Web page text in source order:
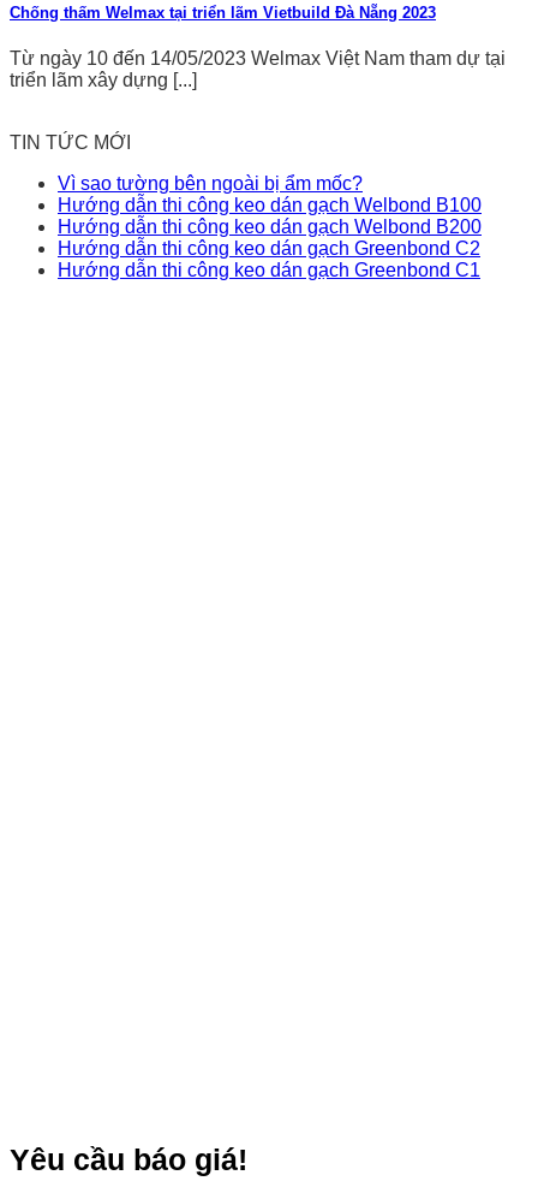
Chống thấm Welmax tại triển lãm Vietbuild Đà Nẵng 2023
Từ ngày 10 đến 14/05/2023 Welmax Việt Nam tham dự tại
triển lãm xây dựng [...]
TIN TỨC MỚI
Vì sao tường bên ngoài bị ẩm mốc?
Hướng dẫn thi công keo dán gạch Welbond B100
Hướng dẫn thi công keo dán gạch Welbond B200
Hướng dẫn thi công keo dán gạch Greenbond C2
Hướng dẫn thi công keo dán gạch Greenbond C1
Yêu cầu báo giá!